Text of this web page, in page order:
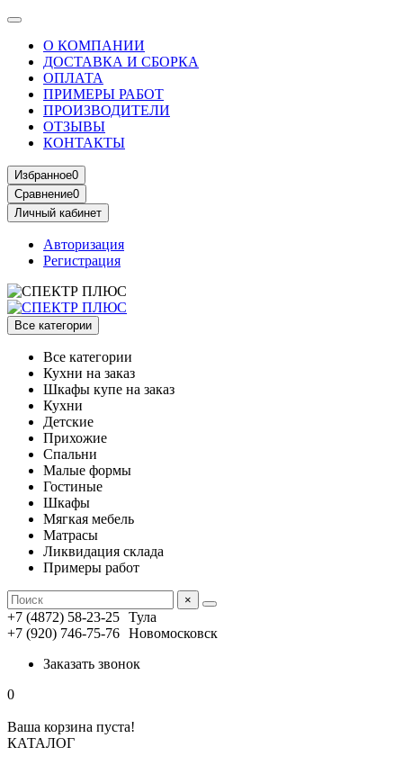
О КОМПАНИИ
ДОСТАВКА И СБОРКА
ОПЛАТА
ПРИМЕРЫ РАБОТ
ПРОИЗВОДИТЕЛИ
ОТЗЫВЫ
КОНТАКТЫ
Избранное0
Сравнение0
Личный кабинет
Авторизация
Регистрация
Все категории
Все категории
Кухни на заказ
Шкафы купе на заказ
Кухни
Детские
Прихожие
Спальни
Малые формы
Гостиные
Шкафы
Мягкая мебель
Матрасы
Ликвидация склада
Примеры работ
×
+7 (4872) 58-23-25 Тула
+7 (920) 746-75-76 Новомосковск
Заказать звонок
0
Ваша корзина пуста!
КАТАЛОГ